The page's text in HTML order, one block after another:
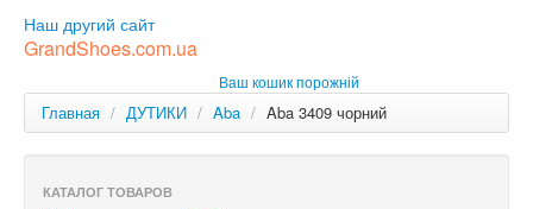
РОС
Наш другий сайт
GrandShoes.com.ua
Ваш кошик порожній
Главная / ДУТИКИ / Aba / Aba 3409 чорний
КАТАЛОГ ТОВАРОВ